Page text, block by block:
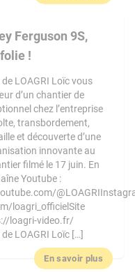
Ferguson 9S,
!
LOAGRI Loïc vous
d’un chantier de
chez l’entreprise
transbordement,
et découverte d’une
innovante au
filmé le 17 juin. En
Youtube :
loagri_officielSite
loagri-video.fr/
LOAGRI Loïc […]
En savoir plus